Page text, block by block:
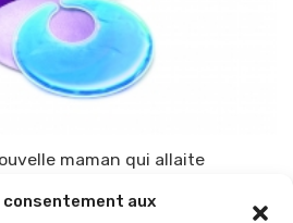
consentement aux
maman qui allaite